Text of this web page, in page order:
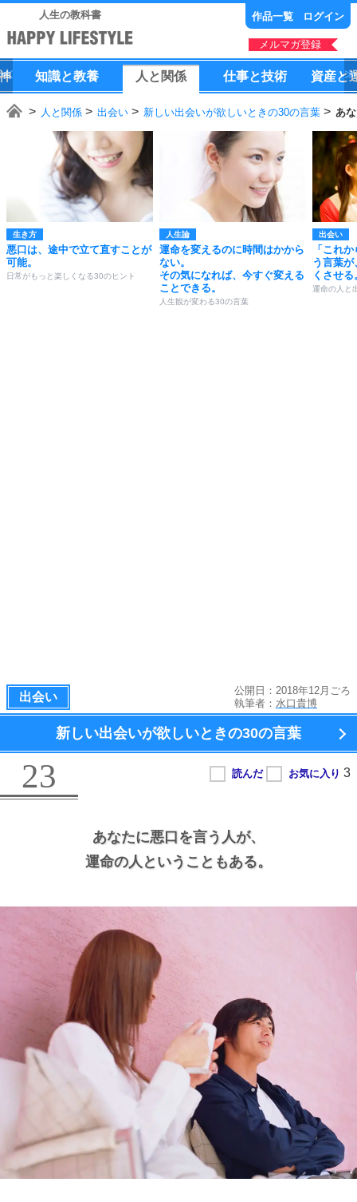
人生の教科書 作品一覧 ログイン
メルマガ登録
知識と教養 人 と 関係 仕事と技術 資産と
人と関係 出会い 新しい出会いが欲しいときの30の言葉 あ
生き方
悪口は、途中で立て直すことが
可能。
日常がもっと楽しくなる30のヒント
人生論
運命を変えるのに時間はかから
ない。
その気になれば、今すぐ変える
ことできる。
人生観が変わる30の言葉
出会い
「これ
う言葉
くさせる
運命の人と
出会い
公開日：2018年12月ごろ
執筆者： 水口貴博
新しい出会いが欲しいときの30の言葉
23
あなたに悪口を言う人が、
運命の人ということもある。